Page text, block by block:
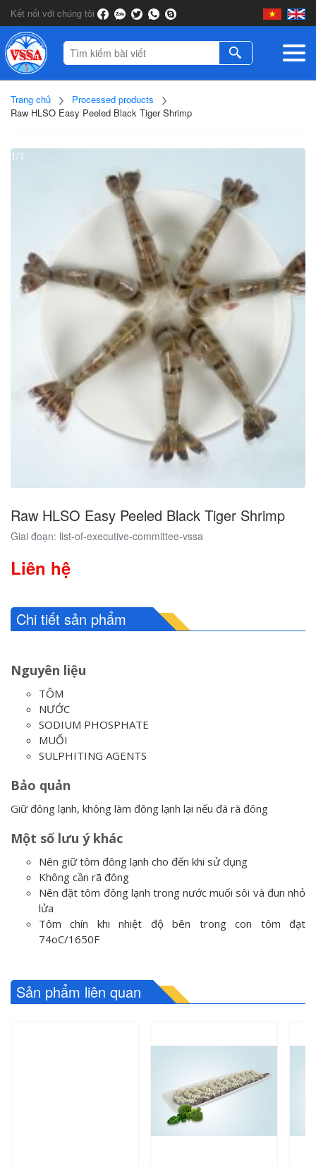
Kết nối với chúng tôi
Trang chủ
Processed products
Raw HLSO Easy Peeled Black Tiger Shrimp
1/1
Raw HLSO Easy Peeled Black Tiger Shrimp
Giai đoạn: list-of-executive-committee-vssa
Liên hệ
Chi tiết sản phẩm
Nguyên liệu
TÔM
NƯỚC
SODIUM PHOSPHATE
MUỐI
SULPHITING AGENTS
Bảo quản
Giữ đông lạnh, không làm đông lạnh lại nếu đã rã đông
Một số lưu ý khác
Nên giữ tôm đông lạnh cho đến khi sử dụng
Không cần rã đông
Nên đặt tôm đông lạnh trong nước muối sôi và đun nhỏ
lửa
Tôm chín khi nhiệt độ bên trong con tôm đạt
74oC/1650F
Sản phẩm liên quan